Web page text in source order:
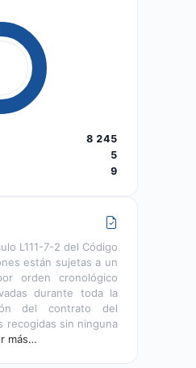
8 245
5
9
L111-7-2 del Código
están sujetas a un
orden cronológico
durante toda la
del contrato del
recogidas sin ninguna
más…